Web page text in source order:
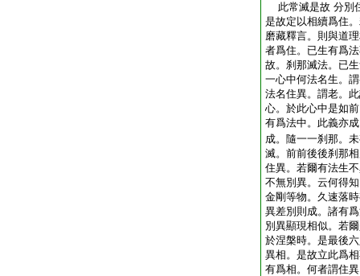
此常滅是故 分別
是故定以相續爲住
磨藏釋言。則與道
者爲住。已生有爲
故。刹那滅法。已
一心中何法名生。
法名住異。謂老。
心。於此心中是如
有爲法中。此義亦
成。隨一一刹那。
滅。前前後後刹那
住異。若爾有法生
不無別異。云何得
金剛等物。久速落
異差別則成。諸有
別異顯現相似。若
於涅槃時。是最後
異相。是故立此爲
有爲相。何者謂住